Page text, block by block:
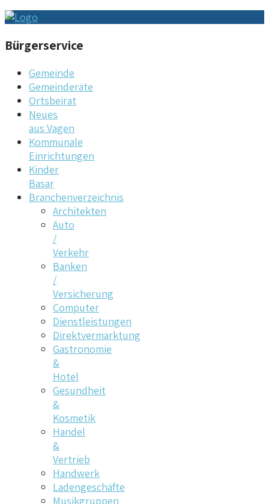
Bürgerservice
Gemeinde
Gemeinderäte
Ortsbeirat
Neues
aus Vagen
Kommunale
Einrichtungen
Kinder
Basar
Branchenverzeichnis
Architekten
Auto
/
Verkehr
Banken
/
Versicherung
Computer
Dienstleistungen
Direktvermarktung
Gastronomie
&
Hotel
Gesundheit
&
Kosmetik
Handel
&
Vertrieb
Handwerk
Ladengeschäfte
Musikgruppen